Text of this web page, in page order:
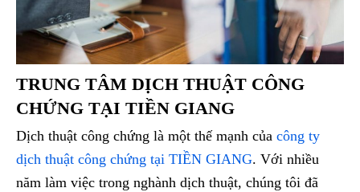
TRUNG TÂM DỊCH THUẬT CÔNG
CHỨNG TẠI TIỀN GIANG
Dịch thuật công chứng là một thế mạnh của công ty
dịch thuật công chứng tại TIỀN GIANG. Với nhiều
năm làm việc trong nghành dịch thuật, chúng tôi đã